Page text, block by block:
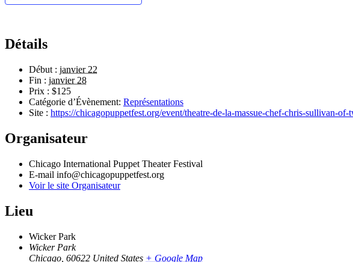
Détails
Début : janvier 22
Fin : janvier 28
Prix : $125
Catégorie d’Évènement: Représentations
Site : https://chicagopuppetfest.org/event/theatre-de-la-massue-chef-chris-sullivan-
Organisateur
Chicago International Puppet Theater Festival
E-mail info@chicagopuppetfest.org
Voir le site Organisateur
Lieu
Wicker Park
Wicker Park
Chicago 60622 United States + Google Map